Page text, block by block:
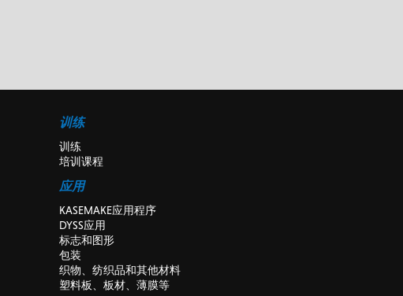
训练
训练
培训课程
应用
KASEMAKE应用程序
DYSS应用
标志和图形
包装
织物、纺织品和其他材料
塑料板、板材、薄膜等